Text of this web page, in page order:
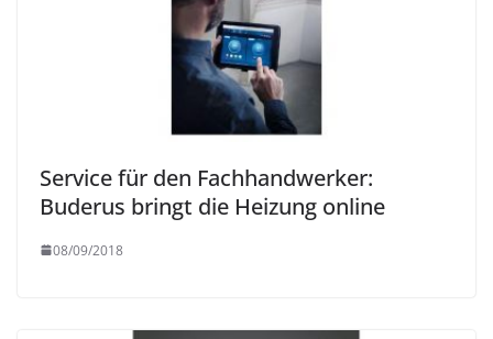
Service für den Fachhandwerker:
Buderus bringt die Heizung online
08/09/2018